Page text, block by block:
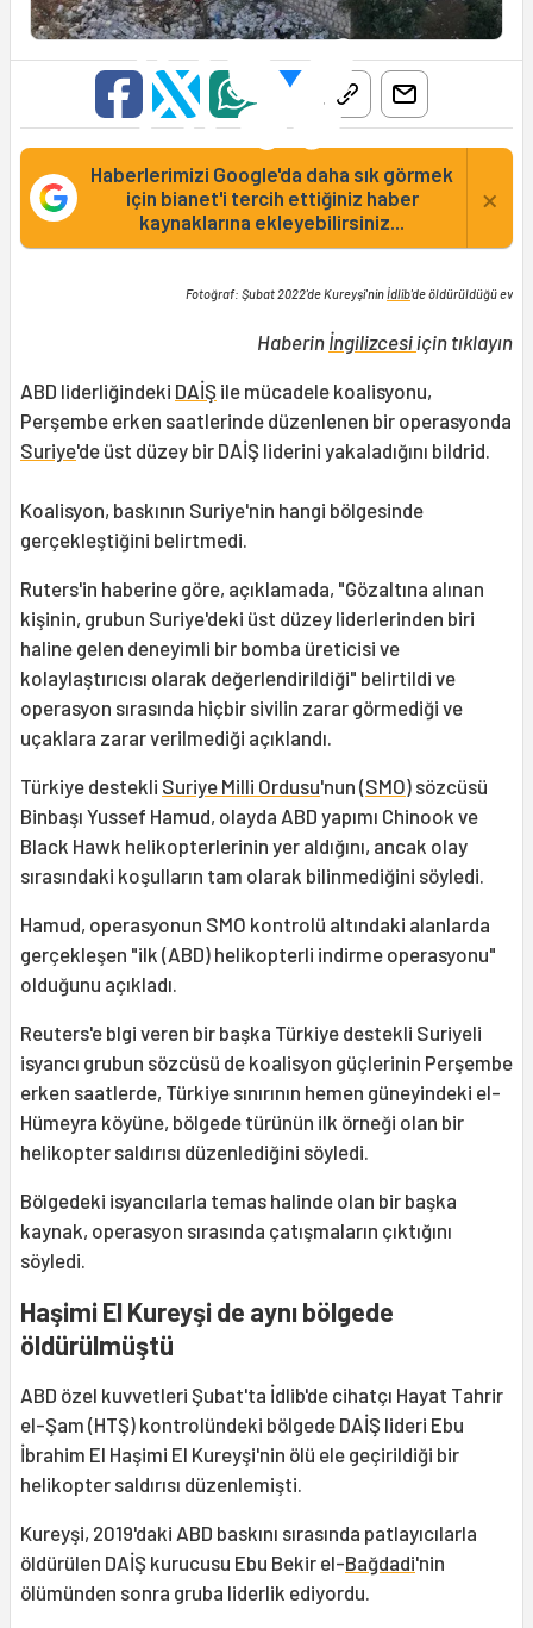
Haberlerimizi Google'da daha sık görmek
için bianet'i tercih ettiğiniz haber
kaynaklarına ekleyebilirsiniz...
×
Fotoğraf: Şubat 2022'de Kureyşi'ninİdlib'de öldürüldüğü ev
Haberin İngilizcesiiçin tıklayın
ABD liderliğindeki DAİŞ ile mücadele koalisyonu,
Perşembe erken saatlerinde düzenlenen bir operasyonda
Suriye'de üst düzey bir DAİŞ liderini yakaladığını bildrid.
Koalisyon, baskının Suriye'nin hangi bölgesinde
gerçekleştiğini belirtmedi.
Ruters'in haberine göre, açıklamada, "Gözaltına alınan
kişinin, grubun Suriye'deki üst düzey liderlerinden biri
haline gelen deneyimli bir bomba üreticisi ve
kolaylaştırıcısı olarak değerlendirildiği" belirtildi ve
operasyon sırasında hiçbir sivilin zarar görmediği ve
uçaklara zarar verilmediği açıklandı.
Türkiye destekli Suriye Milli Ordusu'nun (SMO) sözcüsü
Binbaşı Yussef Hamud, olayda ABD yapımı Chinook ve
Black Hawk helikopterlerinin yer aldığını, ancak olay
sırasındaki koşulların tam olarak bilinmediğini söyledi.
Hamud, operasyonun SMO kontrolü altındaki alanlarda
gerçekleşen "ilk (ABD) helikopterli indirme operasyonu"
olduğunu açıkladı.
Reuters'e blgi veren bir başka Türkiye destekli Suriyeli
isyancı grubun sözcüsü de koalisyon güçlerinin Perşembe
erken saatlerde, Türkiye sınırının hemen güneyindeki el-
Hümeyra köyüne, bölgede türünün ilk örneği olan bir
helikopter saldırısı düzenlediğini söyledi.
Bölgedeki isyancılarla temas halinde olan bir başka
kaynak, operasyon sırasında çatışmaların çıktığını
söyledi.
Haşimi El Kureyşi de aynı bölgede
öldürülmüştü
ABD özel kuvvetleri Şubat'ta İdlib'de cihatçı Hayat Tahrir
el-Şam (HTŞ) kontrolündeki bölgede DAİŞ lideri Ebu
İbrahim El Haşimi El Kureyşi'nin ölü ele geçirildiği bir
helikopter saldırısı düzenlemişti.
Kureyşi, 2019'daki ABD baskını sırasında patlayıcılarla
öldürülen DAİŞ kurucusu Ebu Bekir el-Bağdadi'nin
ölümünden sonra gruba liderlik ediyordu.